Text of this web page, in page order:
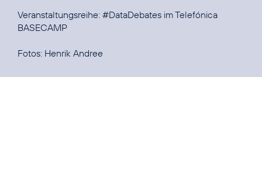
Veranstaltungsreihe: #DataDebates im Telefónica
BASECAMP
Fotos: Henrik Andree